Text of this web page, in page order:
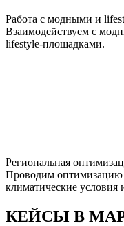
Работа с модными и
Взаимодействуем с
lifestyle-площадками.
Региональная
Проводим оптимизацию
климатические условия
КЕЙСЫ В